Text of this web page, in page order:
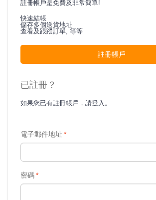
註冊帳戶是免費及非常簡單!
快速結帳
儲存多個送貨地址
查看及跟蹤訂單, 等等
註冊帳戶
已註冊？
如果您已有註冊帳戶，請登入。
*
電子郵件地址
*
密碼